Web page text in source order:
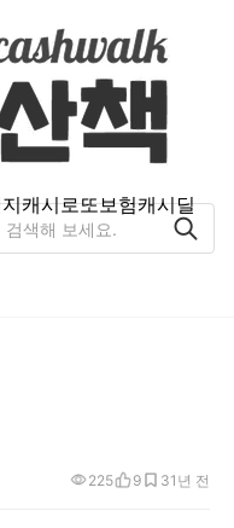
캐시로또보험캐시딜
1년 전
225 9 3